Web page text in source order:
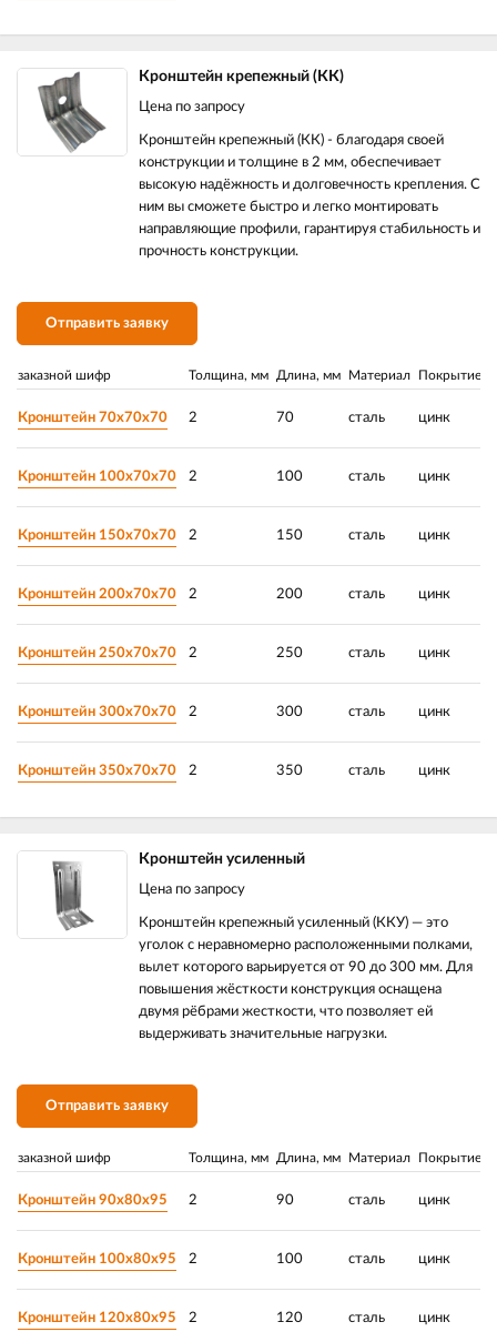
Кронштейн крепежный (КК)
Цена по запросу
Кронштейн крепежный (КК) - благодаря своей
конструкции и толщине в 2 мм, обеспечивает
высокую надёжность и долговечность крепления. С
ним вы сможете быстро и легко монтировать
направляющие профили, гарантируя стабильность и
прочность конструкции.
Отправить заявку
заказной шифр Толщина, мм Длина, мм Материал Покрытие
Кронштейн 70х70х70 2 70 сталь цинк
Кронштейн 100х70х70 2 100 сталь цинк
Кронштейн 150х70х70 2 150 сталь цинк
Кронштейн 200х70х70 2 200 сталь цинк
Кронштейн 250х70х70 2 250 сталь цинк
Кронштейн 300х70х70 2 300 сталь цинк
Кронштейн 350х70х70 2 350 сталь цинк
Кронштейн усиленный
Цена по запросу
Кронштейн крепежный усиленный (ККУ) — это
уголок с неравномерно расположенными полками,
вылет которого варьируется от 90 до 300 мм. Для
повышения жёсткости конструкция оснащена
двумя рёбрами жесткости, что позволяет ей
выдерживать значительные нагрузки.
Отправить заявку
заказной шифр Толщина, мм Длина, мм Материал Покрытие
Кронштейн 90х80х95 2 90 сталь цинк
Кронштейн 100х80х95 2 100 сталь цинк
Кронштейн 120х80х95 2 120 сталь цинк